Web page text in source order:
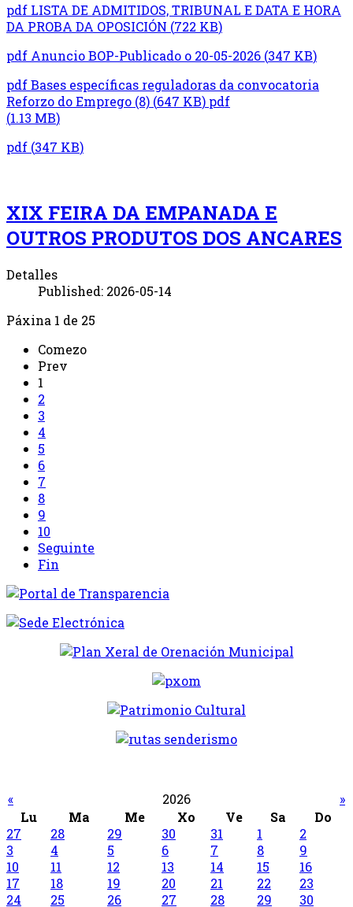
pdf LISTA DE ADMITIDOS, TRIBUNAL E DATA E HORA
DA PROBA DA OPOSICIÓN (722 KB)
pdf Anuncio BOP-Publicado o 20-05-2026 (347 KB)
pdfBases específicas reguladoras da convocatoria
Reforzo do Emprego (8) (647 KB) pdf
(1.13 MB)
pdf (347 KB)
XIX FEIRA DA EMPANADA E
OUTROS PRODUTOS DOS ANCARES
Detalles
Published: 2026-05-14
Páxina 1 de 25
Comezo
Prev
1
2
3
4
5
6
7
8
9
10
Seguinte
Fin
« 2026
»
Lu
Ma Me Xo Ve Sa
Do
27
28 29 30 31 1
2
3
4 5 6 7 8
9
10
11 12 13 14 15
16
17
18 19 20 21 22
23
24
25 26 27 28 29
30